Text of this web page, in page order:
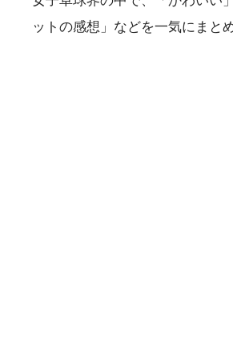
ットの感想」などを一気にまと